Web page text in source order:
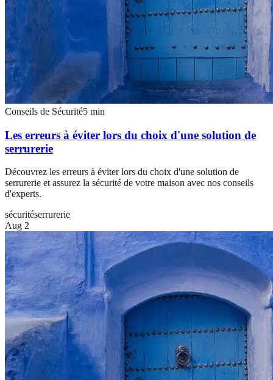
Conseils de Sécurité5 min
Les erreurs à éviter lors du choix d'une solution de
serrurerie
Découvrez les erreurs à éviter lors du choix d'une solution de
serrurerie et assurez la sécurité de votre maison avec nos conseils
d'experts.
sécuritéserrurerie
Aug 2